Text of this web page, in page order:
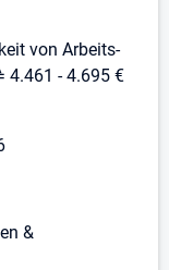
von Arbeits-
4.461 - 4.695 €
&